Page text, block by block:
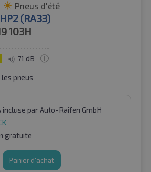
Pneus d'été
(RA33)
103H
71 dB
les pneus
incluse par Auto-Raifen GmbH
gratuite
Panier d'achat